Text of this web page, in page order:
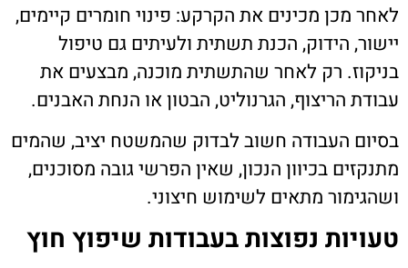
לאחר מכן מכינים את הקרקע: פינוי חומרים קיימים,
יישור, הידוק, הכנת תשתית ולעיתים גם טיפול
בניקוז. רק לאחר שהתשתית מוכנה, מבצעים את
עבודת הריצוף, הגרנוליט, הבטון או הנחת האבנים.
בסיום העבודה חשוב לבדוק שהמשטח יציב, שהמים
מתנקזים בכיוון הנכון, שאין הפרשי גובה מסוכנים,
ושהגימור מתאים לשימוש חיצוני.
טעויות נפוצות בעבודות שיפוץ חוץ